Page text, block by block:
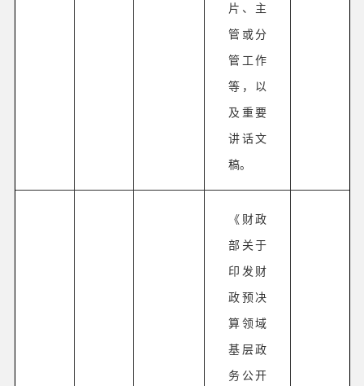
片、主
管或分
管工作
等，以
及重要
讲话文
稿。
《财政
部关于
印发财
政预决
算领域
基层政
务公开